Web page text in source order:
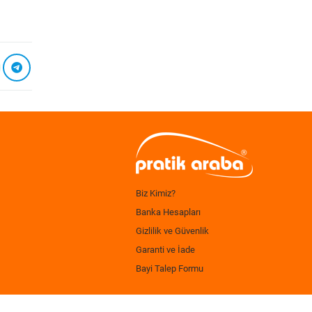
Biz Kimiz?
Banka Hesapları
Gizlilik ve Güvenlik
Garanti ve İade
Bayi Talep Formu